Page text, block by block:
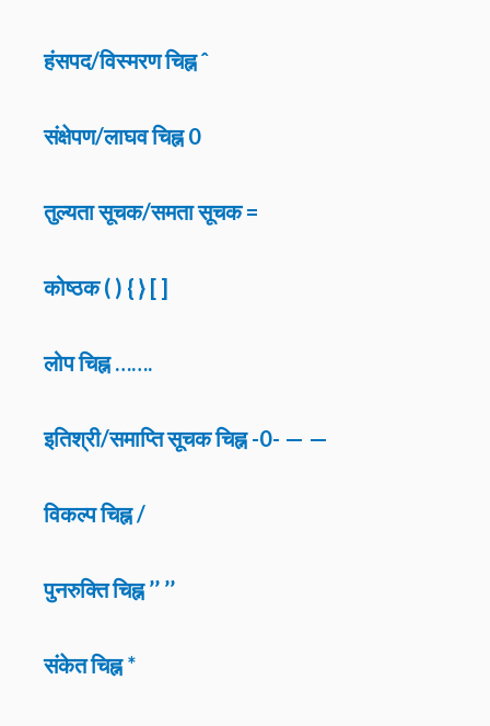
हंसपद/विस्मरण चिह्न ˆ
संक्षेपण/लाघव चिह्न 0
तुल्यता सूचक/समता सूचक =
कोष्ठक ( ) { } [ ]
लोप चिह्न …….
इतिश्री/समाप्ति सूचक चिह्न -0- — —
विकल्प चिह्न /
पुनरुक्ति चिह्न ’’ ’’
संकेत चिह्न *